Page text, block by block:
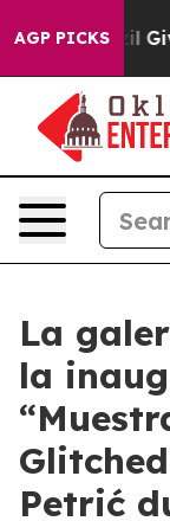
AGP PICKS
Brazil Gives
La
la
Petrić